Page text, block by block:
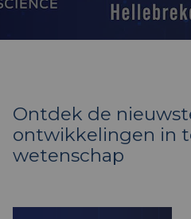
Ontdek de
ontwikkelingen in
wetenschap